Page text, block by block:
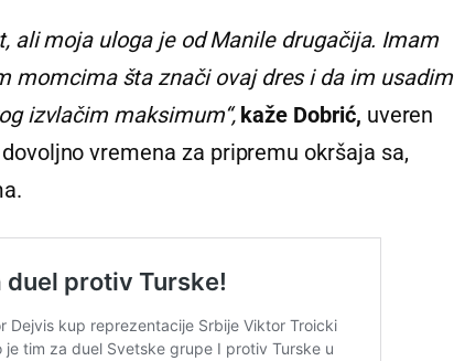
ali moja uloga je od Manile drugačija. Imam
momcima šta znači ovaj dres i da im usadim
izvlačim maksimum“, kaže Dobrić, uveren
vremena za pripremu okršaja sa,